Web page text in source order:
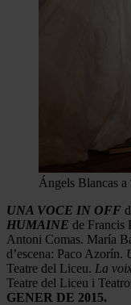
Ángels Blancas
UNA VOCE IN OFF
HUMAINE de Francis
Antoni Comas. María
d’escena: Paco Azorín.
Teatre del Liceu. La
Teatre del Liceu i
GENER DE 2015.